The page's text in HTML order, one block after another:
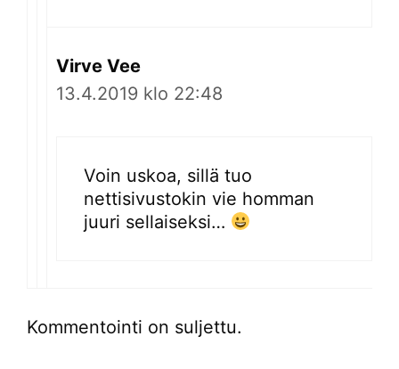
Virve Vee
13.4.2019 klo 22:48
Voin uskoa, sillä tuo
nettisivustokin vie homman
juuri sellaiseksi…
Kommentointi on suljettu.